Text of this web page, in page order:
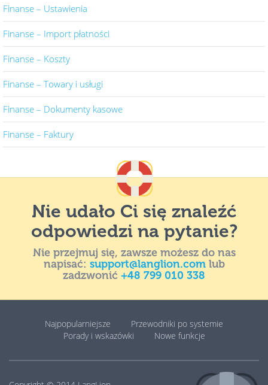
Finanse – Ustawienia
Finanse – Import płatności
Finanse – Koszty
Finanse – Towary i usługi
Finanse – Dokumenty kasowe
Finanse – Faktury
Nie udało Ci się znaleźć
odpowiedzi na pytanie?
Nie przejmuj się, zawsze możesz do nas
napisać: support@langlion.comlub
zadzwonić +48 799 010 338
Najpopularniejsze
Przewodniki po systemie
Porady i wskazówki
Nowe funkcje